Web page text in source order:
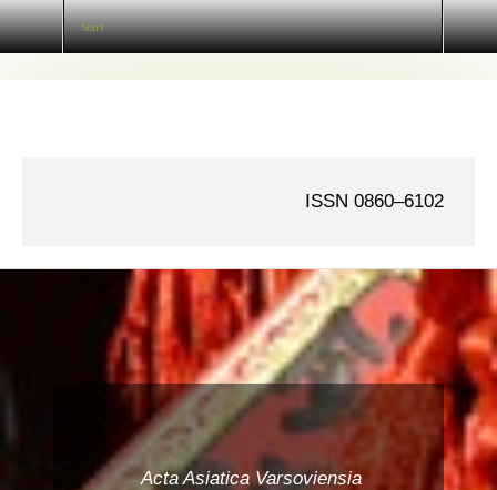
Start
ISSN 0860–6102
Acta Asiatica Varsoviensia